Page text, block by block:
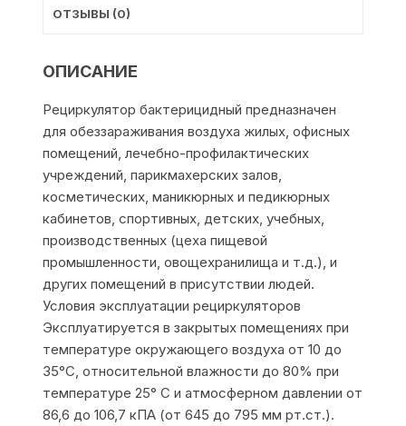
ОТЗЫВЫ (0)
ОПИСАНИЕ
Рециркулятор бактерицидный предназначен
для обеззараживания воздуха жилых, офисных
помещений, лечебно-профилактических
учреждений, парикмахерских залов,
косметических, маникюрных и педикюрных
кабинетов, спортивных, детских, учебных,
производственных (цеха пищевой
промышленности, овощехранилища и т.д.), и
других помещений в присутствии людей.
Условия эксплуатации рециркуляторов
Эксплуатируется в закрытых помещениях при
температуре окружающего воздуха от 10 до
35°С, относительной влажности до 80% при
температуре 25° С и атмосферном давлении от
86,6 до 106,7 кПА (от 645 до 795 мм рт.ст.).